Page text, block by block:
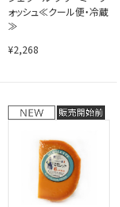
ォッシュ≪クール便・冷蔵
≫
¥2,268